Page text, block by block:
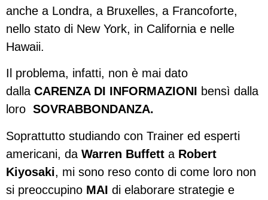
anche a Londra, a Bruxelles, a Francoforte,
nello stato di New York, in California e nelle
Hawaii.
Il problema, infatti, non è mai dato
dalla CARENZA DI INFORMAZIONI bensì dalla
loro SOVRABBONDANZA.
Soprattutto studiando con Trainer ed esperti
americani, da Warren Buffett a Robert
Kiyosaki, mi sono reso conto di come loro non
si preoccupino MAI di elaborare strategie e